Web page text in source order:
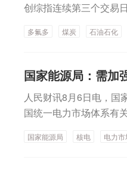
创综指连续第三个交易
到10分钟的时间里涨
点，涨幅0.57%。深证
第三个交易日上涨。成
有所减少。全天有21只
新、新易盛4只股票成
意的是，资源属性比较
多氟多 煤炭 石油石化
国家能源局：需加
人民财讯8月6日电，国
国统一电力市场体系有
国家能源局 核电 电力市